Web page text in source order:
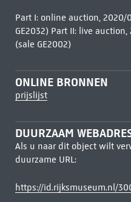
Part I: online auction,
GE2032) Part II: live
(sale GE2002)
ONLINE BRONNEN
prijslijst
DUURZAAM
Als u naar dit object wilt
duurzame URL:
https://id.rijksmuseum.nl/